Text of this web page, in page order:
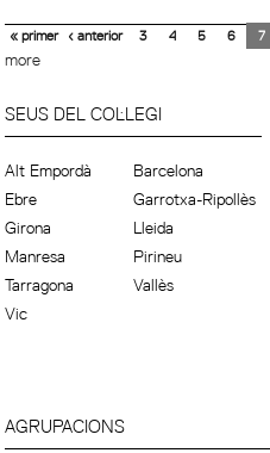
« primer ‹ anterior 3 4 5 6 7
more
SEUS DEL COL·LEGI
Alt Empordà
Barcelona
Ebre
Garrotxa-Ripollès
Girona
Lleida
Manresa
Pirineu
Tarragona
Vallès
Vic
AGRUPACIONS